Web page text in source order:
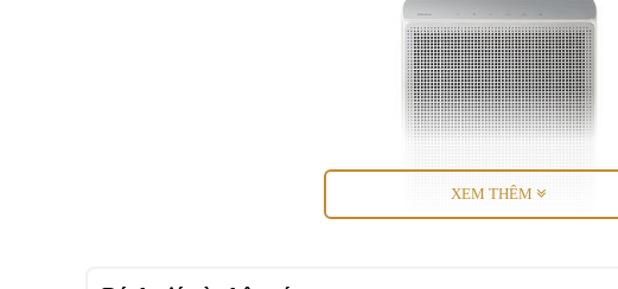
XEM THÊM